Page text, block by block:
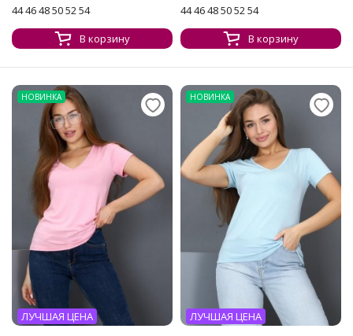
44 46 48 50 52 54
В корзину
44 46 48 50 52 54
В корзину
НОВИНКА
ЛУЧШАЯ ЦЕНА
НОВИНКА
ЛУЧШАЯ ЦЕНА